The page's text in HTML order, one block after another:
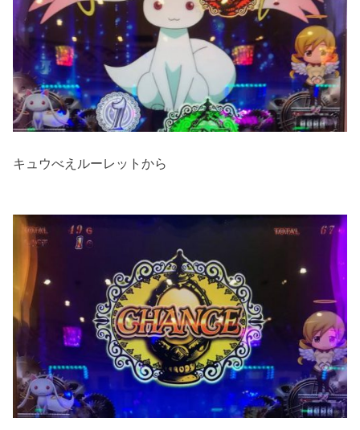
キュウべえルーレットから